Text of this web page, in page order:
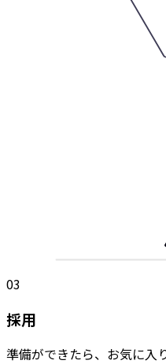
03
採用
準備ができたら、お気に入